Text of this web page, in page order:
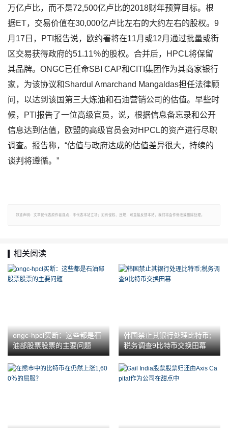
万亿卢比，而不是72,500亿卢比的2018财年预算目标。根
据ET，交易价值在30,000亿卢比左右的大约左右的股权。9
月17日，PTI报告说，欧约署将在11月或12月通过批量或街
区交易获得政府的51.11％的股权。合并后，HPCL将保留
其品牌。ONGC已任命SBI CAP和CITI集团作为其商家银行
家，为该协议和Shardul Amarchand Mangaldas担任法律顾
问，以达到该国第三大炼油和石油营销公司的估值。早些时
候，PTI报告了一位高级官员，说，根据信息备忘录和公开
信息达到估值，欧盟的高级官员会对HPCL的资产进行尽职
调查。报告称，“估值与政府达成的估值差异很大，持续的
谈判将遵循。”
郑重声明：文章仅代表原作者观点，不代表本站立场；如有侵权、违规，可直接反馈本站，我们将会作修改或删除处理。
相关阅读
ongc-hpcl买断：这些都是石
油部股票股票的主要问题
韩国禁止其银行处理比特币;
税务调查9比特币交换田幕